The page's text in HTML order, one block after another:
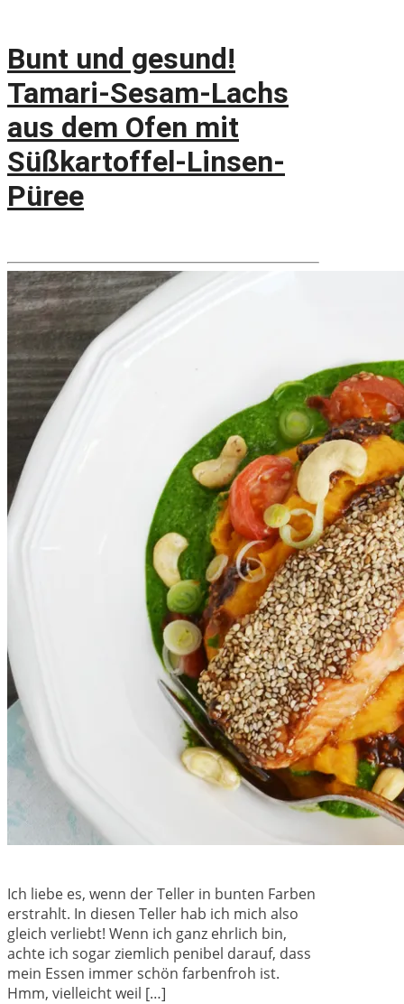
Bunt und gesund!
Tamari-Sesam-Lachs
aus dem Ofen mit
Süßkartoffel-Linsen-
Püree
Ich liebe es, wenn der Teller in bunten Farben
erstrahlt. In diesen Teller hab ich mich also
gleich verliebt! Wenn ich ganz ehrlich bin,
achte ich sogar ziemlich penibel darauf, dass
mein Essen immer schön farbenfroh ist.
Hmm, vielleicht weil […]